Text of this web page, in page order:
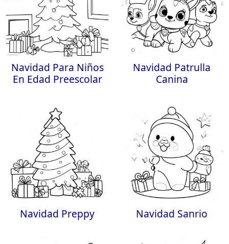
Navidad Para Niños
En Edad Preescolar
Navidad Patrulla
Canina
Navidad Preppy Navidad Sanrio